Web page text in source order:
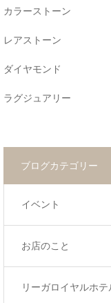
カラーストーン
レアストーン
ダイヤモンド
ラグジュアリー
ブログカテゴリー
イベント
お店のこと
リーガロイヤルホテ